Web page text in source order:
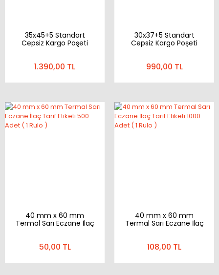
35x45+5 Standart
Cepsiz Kargo Poşeti
1.390,00 TL
30x37+5 Standart
Cepsiz Kargo Poşeti
990,00 TL
40 mm x 60 mm
Termal Sarı Eczane İlaç
50,00 TL
40 mm x 60 mm
Termal Sarı Eczane İlaç
108,00 TL